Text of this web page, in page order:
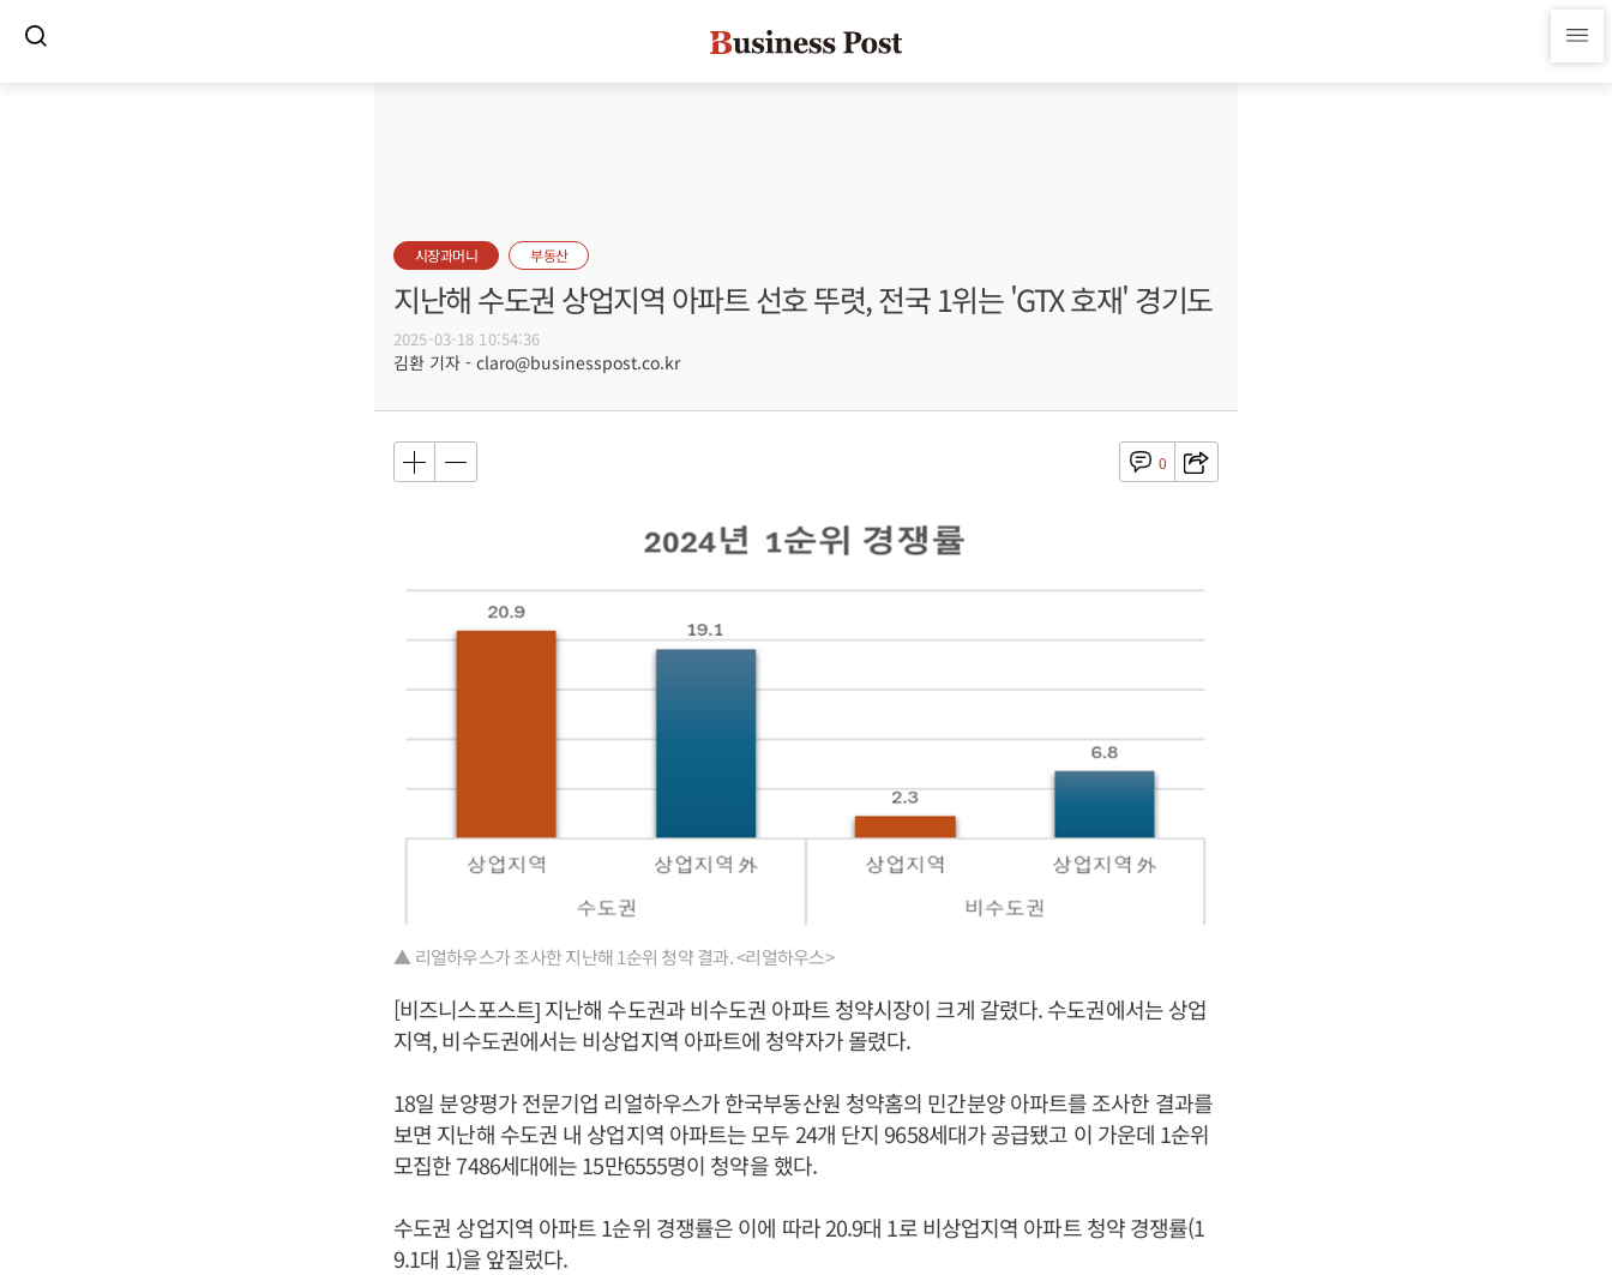
시장과머니 부동산
지난해 수도권 상업지역 아파트 선호 뚜렷, 전국 1위는 'GTX 호재' 경기도
2025-03-18 10:54:36
김환 기자 - claro@businesspost.co.kr
0
▲ 리얼하우스가 조사한 지난해 1순위 청약 결과. <리얼하우스>
[비즈니스포스트] 지난해 수도권과 비수도권 아파트 청약시장이 크게 갈렸다. 수도권에서는 상업
지역, 비수도권에서는 비상업지역 아파트에 청약자가 몰렸다.
18일 분양평가 전문기업 리얼하우스가 한국부동산원 청약홈의 민간분양 아파트를 조사한 결과를
보면 지난해 수도권 내 상업지역 아파트는 모두 24개 단지 9658세대가 공급됐고 이 가운데 1순위
모집한 7486세대에는 15만6555명이 청약을 했다.
수도권 상업지역 아파트 1순위 경쟁률은 이에 따라 20.9대 1로 비상업지역 아파트 청약 경쟁률(1
9.1대 1)을 앞질렀다.